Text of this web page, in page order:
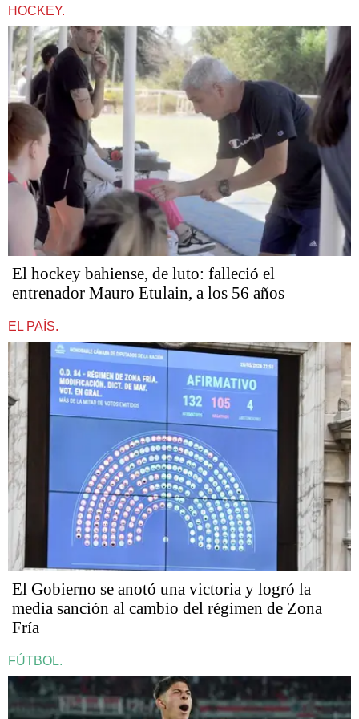
HOCKEY.
El hockey bahiense, de luto: falleció el
entrenador Mauro Etulain, a los 56 años
EL PAÍS.
El Gobierno se anotó una victoria y logró la
media sanción al cambio del régimen de Zona
Fría
FÚTBOL.